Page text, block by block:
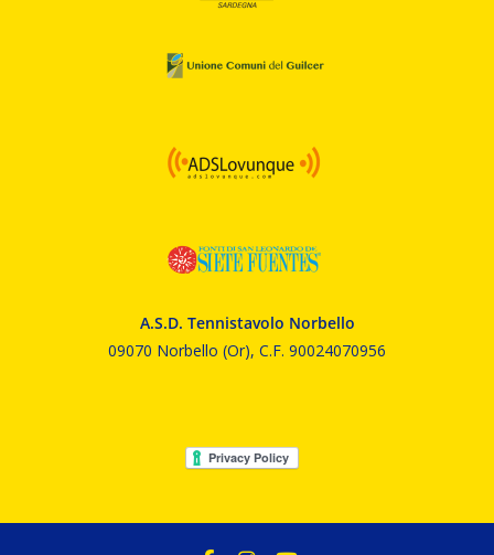
A.S.D. Tennistavolo Norbello
09070 Norbello (Or), C.F. 90024070956